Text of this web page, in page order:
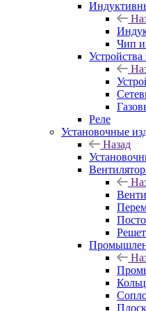
Чип
Реле
Установочные
Назад